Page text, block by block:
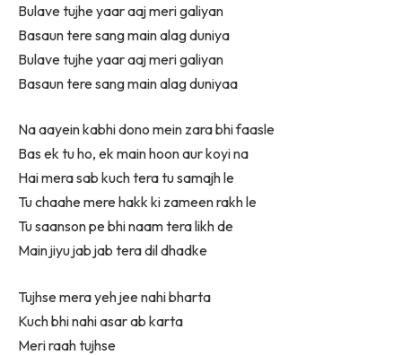
Bulave tujhe yaar aaj meri galiyan
Basaun tere sang main alag duniya
Bulave tujhe yaar aaj meri galiyan
Basaun tere sang main alag duniyaa
Na aayein kabhi dono mein zara bhi faasle
Bas ek tu ho, ek main hoon aur koyi na
Hai mera sab kuch tera tu samajh le
Tu chaahe mere hakk ki zameen rakh le
Tu saanson pe bhi naam tera likh de
Main jiyu jab jab tera dil dhadke
Tujhse mera yeh jee nahi bharta
Kuch bhi nahi asar ab karta
Meri raah tujhse